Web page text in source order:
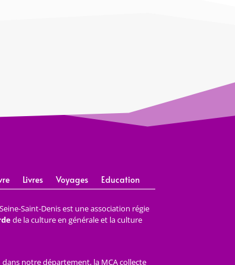
Livres Voyages Education
Saint-Denis est une association régie
de la culture en générale et la culture
dans notre département, la MCA collecte